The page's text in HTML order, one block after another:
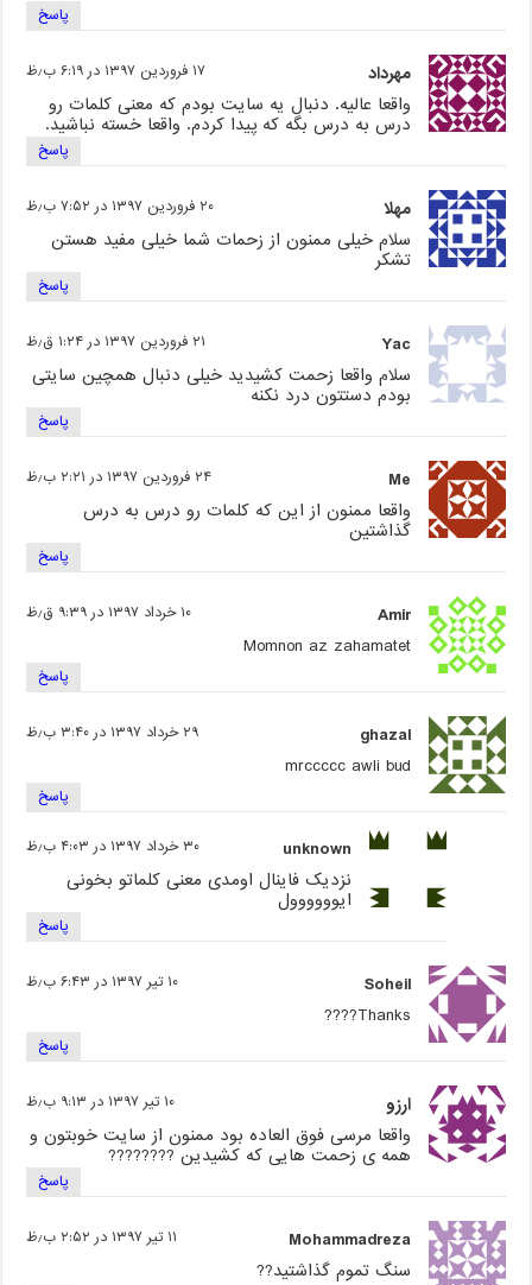
پاسخ
مهرداد ۱۷ فروردین ۱۳۹۷ در ۶:۱۹ ب٫ظ
واقعا عالیه. دنبال یه سایت بودم که معنی کلمات رو
درس به درس بگه که پیدا کردم. واقعا خسته نباشید.
پاسخ
مهلا ۲۰ فروردین ۱۳۹۷ در ۷:۵۲ ب٫ظ
سلام خیلی ممنون از زحمات شما خیلی مفید هستن
تشکر
پاسخ
Yac ۲۱ فروردین ۱۳۹۷ در ۱:۲۴ ق٫ظ
سلام واقعا زحمت کشیدید خیلی دنبال همچین سایتی
بودم دستتون درد نکنه
پاسخ
Me ۲۴ فروردین ۱۳۹۷ در ۲:۲۱ ب٫ظ
واقعا ممنون از این که کلمات رو درس به درس
گذاشتین
پاسخ
Amir ۱۰ خرداد ۱۳۹۷ در ۹:۳۹ ق٫ظ
Momnon az zahamatet
پاسخ
ghazal ۲۹ خرداد ۱۳۹۷ در ۳:۴۰ ب٫ظ
mrccccc awli bud
پاسخ
unknown ۳۰ خرداد ۱۳۹۷ در ۴:۰۳ ب٫ظ
نزدیک فاینال اومدی معنی کلماتو بخونی
ایوووووول
پاسخ
Soheil ۱۰ تیر ۱۳۹۷ در ۶:۴۳ ب٫ظ
Thanks????
پاسخ
ارزو ۱۰ تیر ۱۳۹۷ در ۹:۱۳ ب٫ظ
واقعا مرسی فوق العاده بود ممنون از سایت خوبتون و
همه ی زحمت هایی که کشیدین ????????
پاسخ
Mohammadreza ۱۱ تیر ۱۳۹۷ در ۲:۵۲ ب٫ظ
سنگ تموم گذاشتید??